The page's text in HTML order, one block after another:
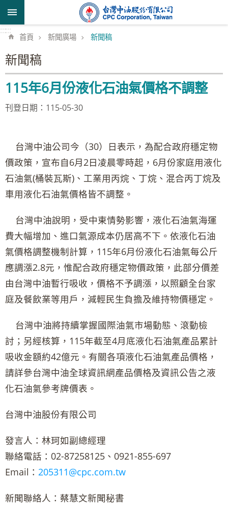
跳到主要內容區塊
::::::
首頁 新聞廣場 新聞稿
新聞稿
115年6月份液化石油氣價格不調整
刊登日期：115-05-30
台灣中油公司今（30）日表示，為配合政府穩定物
價政策，宣布自6月2日凌晨零時起，6月份家庭用液化
石油氣(桶裝瓦斯)、工業用丙烷、丁烷、混合丙丁烷及
車用液化石油氣價格皆不調整。
台灣中油說明，受中東情勢影響，液化石油氣海運
費大幅增加、進口氣源成本仍居高不下。依液化石油
氣價格調整機制計算，115年6月份液化石油氣每公斤
應調漲2.8元，惟配合政府穩定物價政策，此部分價差
由台灣中油暫行吸收，價格不予調漲，以照顧全台家
庭及餐飲業等用戶，減輕民生負擔及維持物價穩定。
台灣中油將持續掌握國際油氣市場動態、滾動檢
討；另經核算，115年截至4月底液化石油氣產品累計
吸收金額約42億元。有關各項液化石油氣產品價格，
請詳參台灣中油全球資訊網產品價格及資訊公告之液
化石油氣參考牌價表。
台灣中油股份有限公司
發言人：林珂如副總經理
聯絡電話：02-87258125、0921-855-697
Email： 205311@cpc.com.tw
新聞聯絡人：蔡慧文新聞秘書